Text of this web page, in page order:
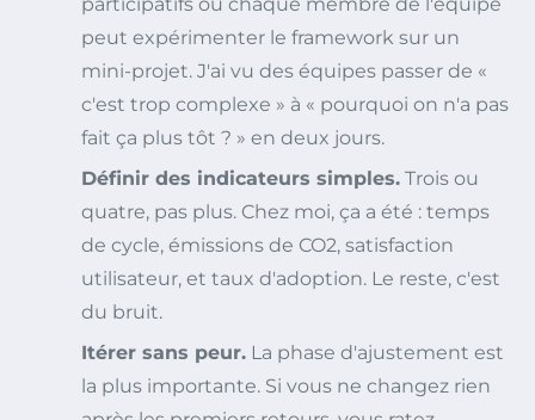
peut expérimenter le framework sur un
mini-projet. J'ai vu des équipes passer de «
c'est trop complexe » à « pourquoi on n'a pas
fait ça plus tôt ? » en deux jours.
Définir des indicateurs simples. Trois ou
quatre, pas plus. Chez moi, ça a été : temps
de cycle, émissions de CO2, satisfaction
utilisateur, et taux d'adoption. Le reste, c'est
du bruit.
Itérer sans peur. La phase d'ajustement est
la plus importante. Si vous ne changez rien